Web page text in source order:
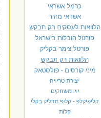
כרמל אשראי
אשראי מהיר
הלוואות לעסקים רק תבקש
פורטל הובלות בישראל
פורטל צימר בקליק
הלוואות רק תבקש
מיני קורסים - פולסטאק
יצירת טריויה
יויו משחקים
קליפיקלפ - קליפ מדליק בקלי
קלות